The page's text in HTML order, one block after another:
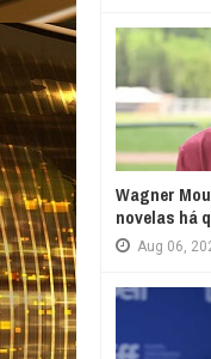
Wagner
novelas há
Aug 06,